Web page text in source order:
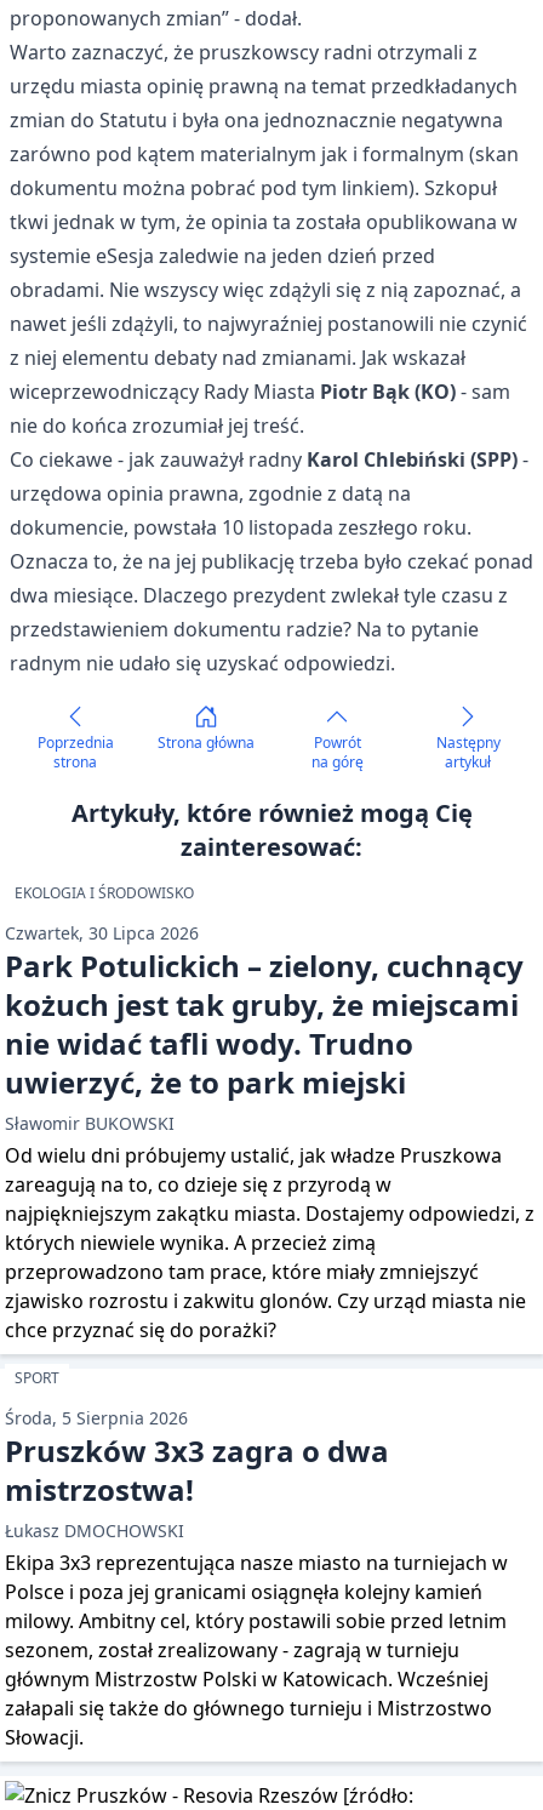
proponowanych zmian” - dodał.
Warto zaznaczyć, że pruszkowscy radni otrzymali z
urzędu miasta opinię prawną na temat przedkładanych
zmian do Statutu i była ona jednoznacznie negatywna
zarówno pod kątem materialnym jak i formalnym (skan
dokumentu można pobrać pod tym linkiem). Szkopuł
tkwi jednak w tym, że opinia ta została opublikowana w
systemie eSesja zaledwie na jeden dzień przed
obradami. Nie wszyscy więc zdążyli się z nią zapoznać, a
nawet jeśli zdążyli, to najwyraźniej postanowili nie czynić
z niej elementu debaty nad zmianami. Jak wskazał
wiceprzewodniczący Rady Miasta Piotr Bąk(KO)- sam
nie do końca zrozumiał jej treść.
Co ciekawe - jak zauważył radny Karol Chlebiński (SPP)-
urzędowa opinia prawna, zgodnie z datą na
dokumencie, powstała 10 listopada zeszłego roku.
Oznacza to, że na jej publikację trzeba było czekać ponad
dwa miesiące. Dlaczego prezydent zwlekał tyle czasu z
przedstawieniem dokumentu radzie? Na to pytanie
radnym nie udało się uzyskać odpowiedzi.
Poprzednia
strona
Strona główna
Powrót
na górę
Następny
artykuł
Artykuły, które również mogą Cię
zainteresować:
EKOLOGIA I ŚRODOWISKO
Czwartek, 30 Lipca 2026
Park Potulickich – zielony, cuchnący
kożuch jest tak gruby, że miejscami
nie widać tafli wody. Trudno
uwierzyć, że to park miejski
Sławomir BUKOWSKI
Od wielu dni próbujemy ustalić, jak władze Pruszkowa
zareagują na to, co dzieje się z przyrodą w
najpiękniejszym zakątku miasta. Dostajemy odpowiedzi, z
których niewiele wynika. A przecież zimą
przeprowadzono tam prace, które miały zmniejszyć
zjawisko rozrostu i zakwitu glonów. Czy urząd miasta nie
chce przyznać się do porażki?
SPORT
Środa, 5 Sierpnia 2026
Pruszków 3x3 zagra o dwa
mistrzostwa!
Łukasz DMOCHOWSKI
Ekipa 3x3 reprezentująca nasze miasto na turniejach w
Polsce i poza jej granicami osiągnęła kolejny kamień
milowy. Ambitny cel, który postawili sobie przed letnim
sezonem, został zrealizowany - zagrają w turnieju
głównym Mistrzostw Polski w Katowicach. Wcześniej
załapali się także do głównego turnieju i Mistrzostwo
Słowacji.